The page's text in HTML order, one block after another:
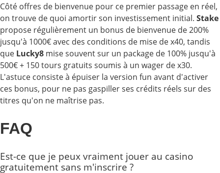
Côté offres de bienvenue pour ce premier passage en réel,
on trouve de quoi amortir son investissement initial. Stake
propose régulièrement un bonus de bienvenue de 200%
jusqu'à 1000€ avec des conditions de mise de x40, tandis
que Lucky8 mise souvent sur un package de 100% jusqu'à
500€ + 150 tours gratuits soumis à un wager de x30.
L'astuce consiste à épuiser la version fun avant d'activer
ces bonus, pour ne pas gaspiller ses crédits réels sur des
titres qu'on ne maîtrise pas.
FAQ
Est-ce que je peux vraiment jouer au casino
gratuitement sans m'inscrire ?